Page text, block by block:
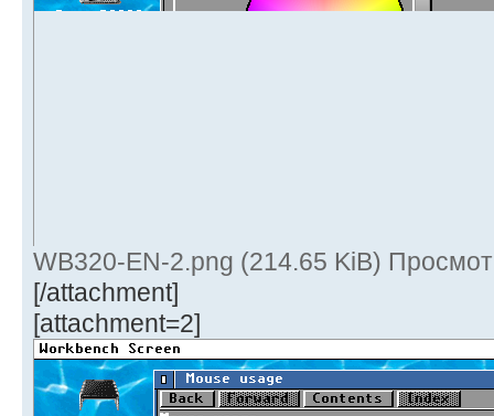
WB320-EN-2.png (214.65 KiB)
[/attachment]
[attachment=2]